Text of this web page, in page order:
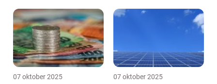
07 oktober 2025 07 oktober 2025